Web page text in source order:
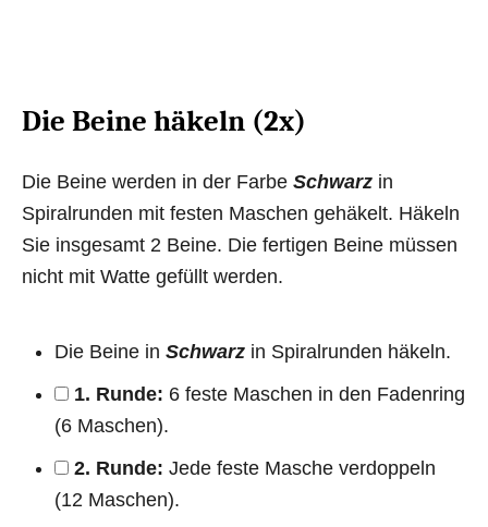
Die Beine häkeln (2x)
Die Beine werden in der Farbe Schwarz in
Spiralrunden mit festen Maschen gehäkelt. Häkeln
Sie insgesamt 2 Beine. Die fertigen Beine müssen
nicht mit Watte gefüllt werden.
Die Beine in Schwarz in Spiralrunden häkeln.
1. Runde: 6 feste Maschen in den Fadenring
(6 Maschen).
2. Runde: Jede feste Masche verdoppeln
(12 Maschen).